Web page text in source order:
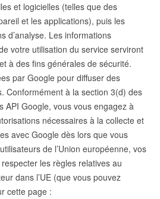
et logicielles (telles que des
et les applications), puis les
d’analyse. Les informations
votre utilisation du service serviront
à des fins générales de sécurité.
par Google pour diffuser des
Conformément à la section 3(d) des
API Google, vous vous engagez à
nécessaires à la collecte et
avec Google dès lors que vous
de l’Union européenne, vos
les règles relatives au
dans l’UE (que vous pouvez
cette page :